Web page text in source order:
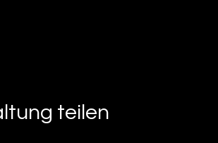
teilen